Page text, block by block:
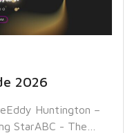
2026
Huntington –
StarABC - The…